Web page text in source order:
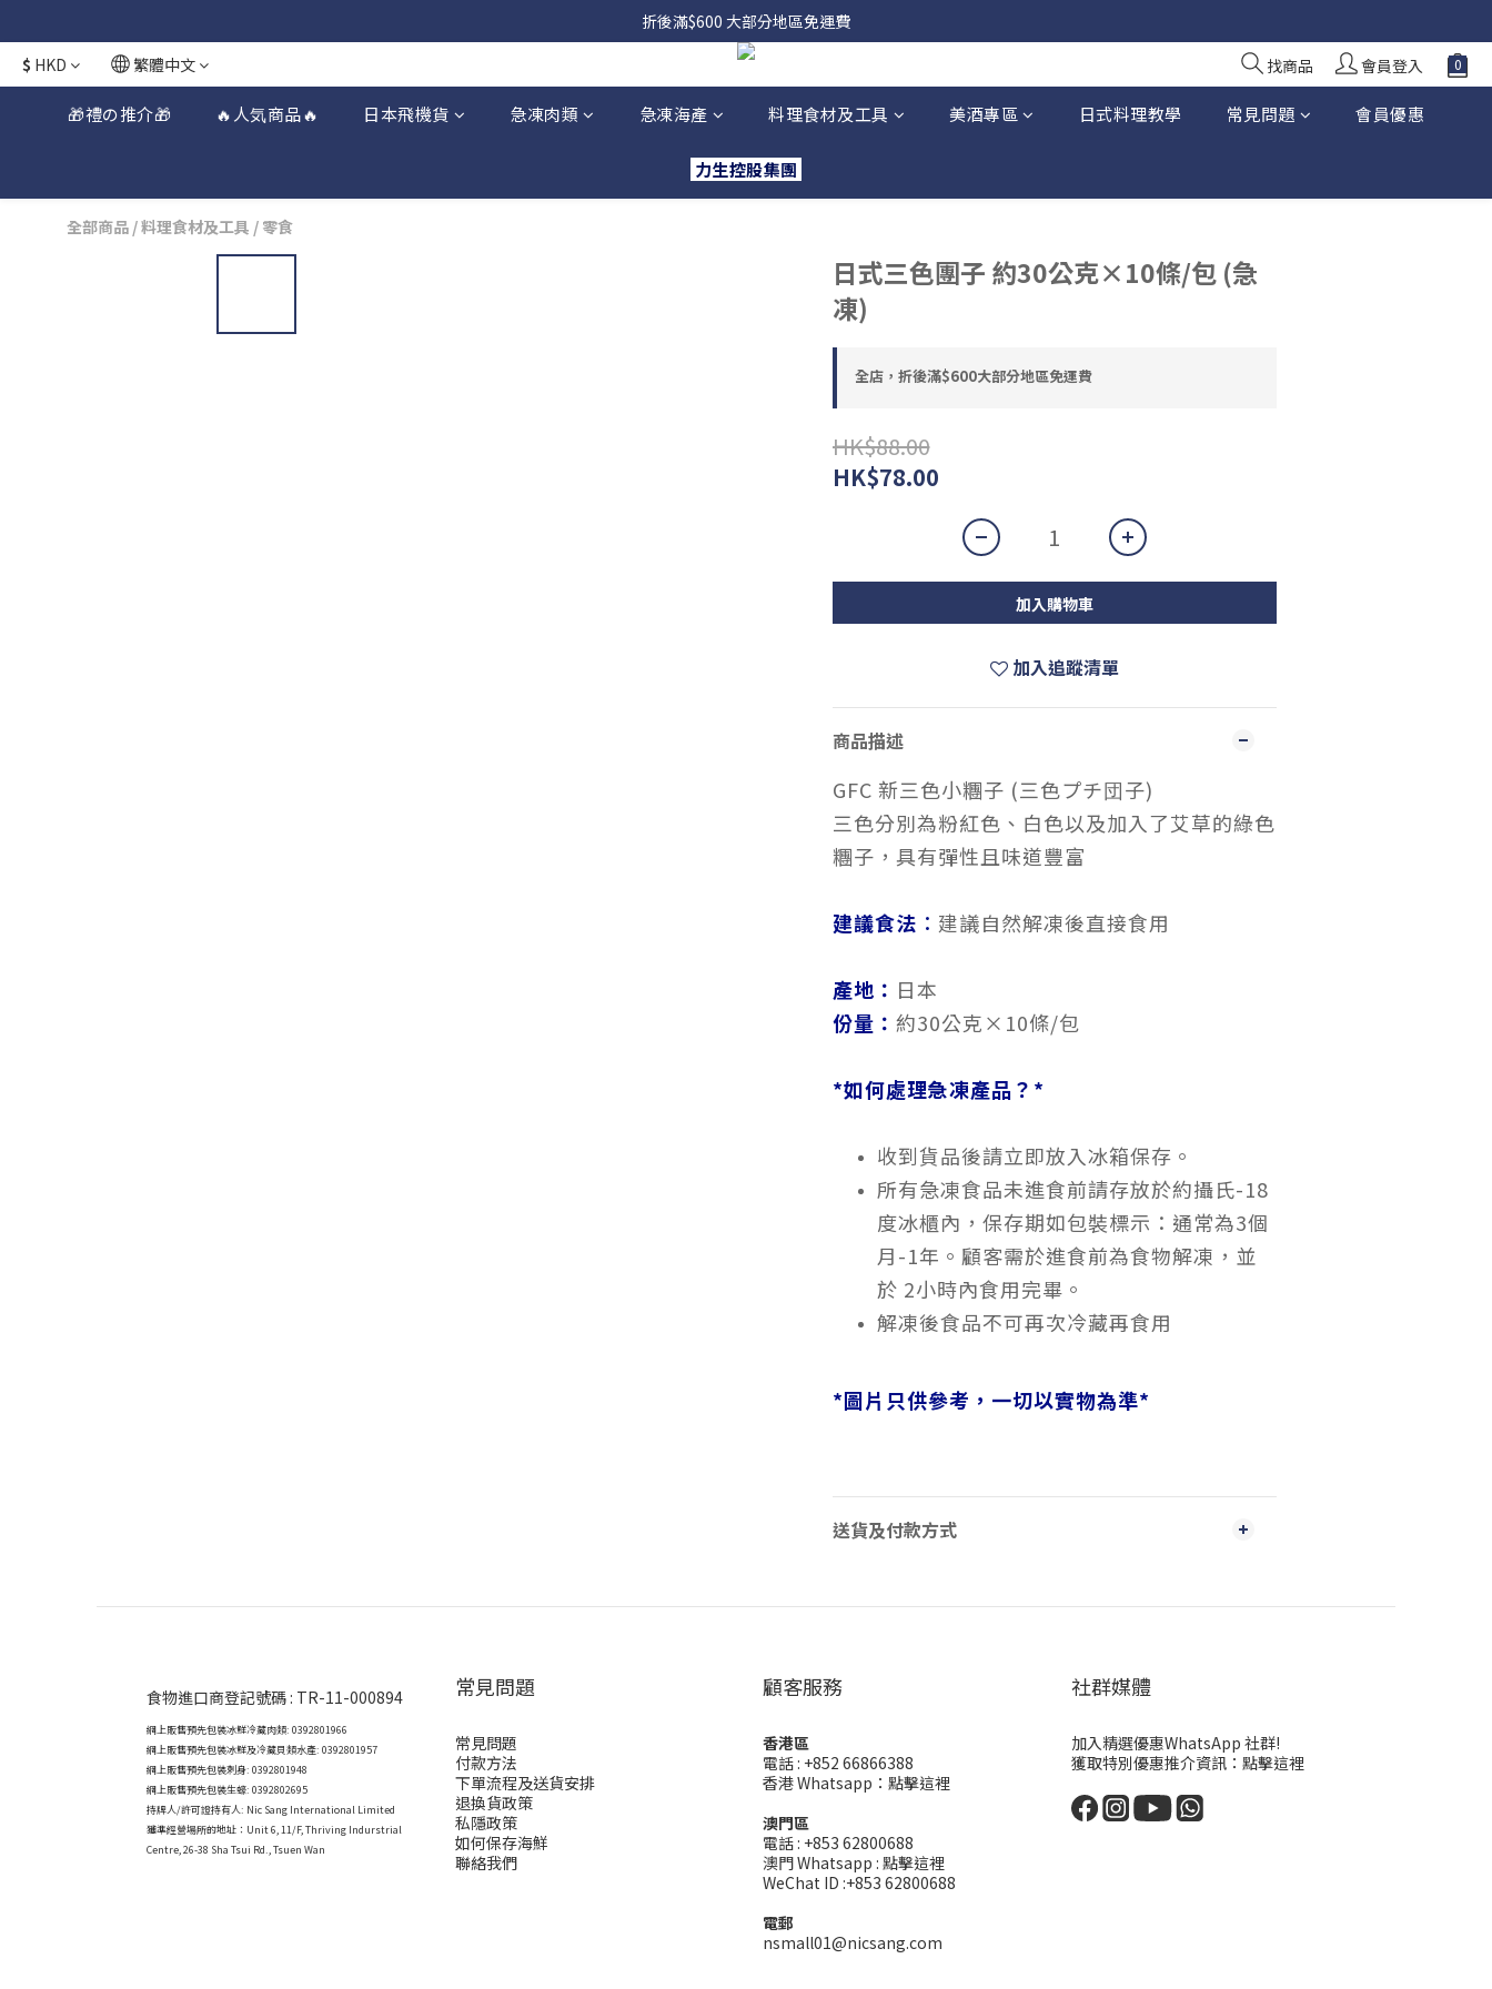
日本接近假期，貨源較不穩定；如想在 8 月 11 日至 8 月 15 日收貨，請務必於 8 月 10 日前落單
折後滿$600 大部分地區免運費
日本接近假期，貨源較不穩定；如想在 8 月 11 日至 8 月 15 日收貨，請務必於 8 月 10 日前落單
$ HKD 繁體中文 找商品 會員登入
🎁禮の推介🎁 🔥人気商品🔥 日本飛機貨 急凍肉類 急凍海產 料理食材及工具 美酒專區 日式料理教學 常見問題 會員優惠
力生控股集團
全部商品 /料理食材及工具 / 零食
日式三色團子 約30公克×10條/包 (急
凍)
全店，折後滿$600大部分地區免運費
HK$88.00
HK$78.00
加入購物車
加入追蹤清單
商品描述
GFC 新三色小糰子 (三色プチ団子)
三色分別為粉紅色、白色以及加入了艾草的綠色
糰子，具有彈性且味道豐富
建議食法︰ 建議自然解凍後直接食用
產地： 日本
份量： 約30公克×10條/包
*如何處理急凍產品？*
收到貨品後請立即放入冰箱保存。
所有急凍食品未進食前請存放於約攝氏-18
度冰櫃內，保存期如包裝標示：通常為3個
月-1年。顧客需於進食前為食物解凍，並
於 2小時內食用完畢。
解凍後食品不可再次冷藏再食用
*圖片只供參考，一切以實物為準*
送貨及付款方式
食物進口商登記號碼 : TR-11-000894
網上販售預先包裝冰鮮冷藏肉類: 0392801966
網上販售預先包裝冰鮮及冷藏貝類水產: 0392801957
網上販售預先包裝刺身: 0392801948
網上販售預先包裝生蠔: 0392802695
持牌人/許可證持有人: Nic Sang International Limited
獲準經營場所的地址： Unit 6, 11/F, Thriving Indurstrial
Centre, 26-38 Sha Tsui Rd., Tsuen Wan
常見問題
常見問題
付款方法
下單流程及送貨安排
退換貨政策
私隱政策
如何保存海鮮
聯絡我們
顧客服務
香港區
電話 : +852 66866388
香港 Whatsapp： 點擊這裡
澳門區
電話 : +853 62800688
澳門 Whatsapp : 點擊這裡
WeChat ID :+853 62800688
電郵
nsmall01@nicsang.com
社群媒體
加入精選優惠WhatsApp 社群!
獲取特別優惠推介資訊： 點擊這裡